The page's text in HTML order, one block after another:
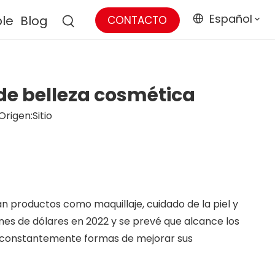
Blog CONTACTO Español
belleza cosmética
Sitio
productos como maquillaje, cuidado de la piel y
de dólares en 2022 y se prevé que alcance los
formas de mejorar sus